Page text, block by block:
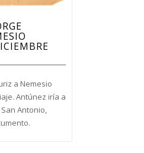
a Nemesio
Antúnez iría a
Antonio,